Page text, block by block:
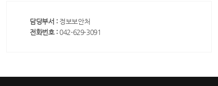
담당부서 : 정보보안처
전화번호 : 042-629-3091